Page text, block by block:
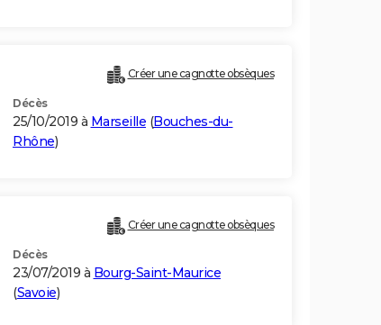
Créer une cagnotte obsèques
Décès
25/10/2019 à Marseille (Bouches-du-
Rhône)
Créer une cagnotte obsèques
Décès
23/07/2019 à Bourg-Saint-Maurice
(Savoie)